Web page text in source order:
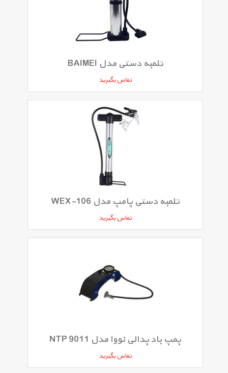
تلمبه دستی مدل BAIMEI
تماس بگیرید
تلمبه دستی پامپ مدل WEX-106
تماس بگیرید
پمپ باد پدالی نووا مدل NTP 9011
تماس بگیرید